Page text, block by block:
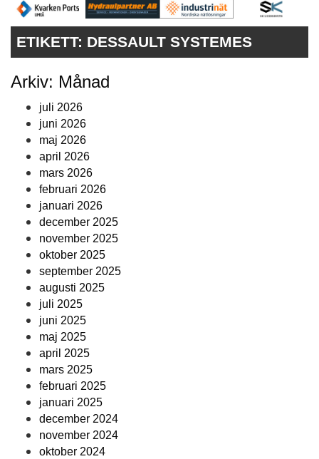
PRENUMERERA
ANNONSERA
ETIKETT: DESSAULT SYSTEMES
Arkiv: Månad
juli 2026
juni 2026
maj 2026
april 2026
mars 2026
februari 2026
januari 2026
december 2025
november 2025
oktober 2025
september 2025
augusti 2025
juli 2025
juni 2025
maj 2025
april 2025
mars 2025
februari 2025
januari 2025
december 2024
november 2024
oktober 2024